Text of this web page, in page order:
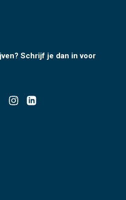
Schrijf je dan in voor